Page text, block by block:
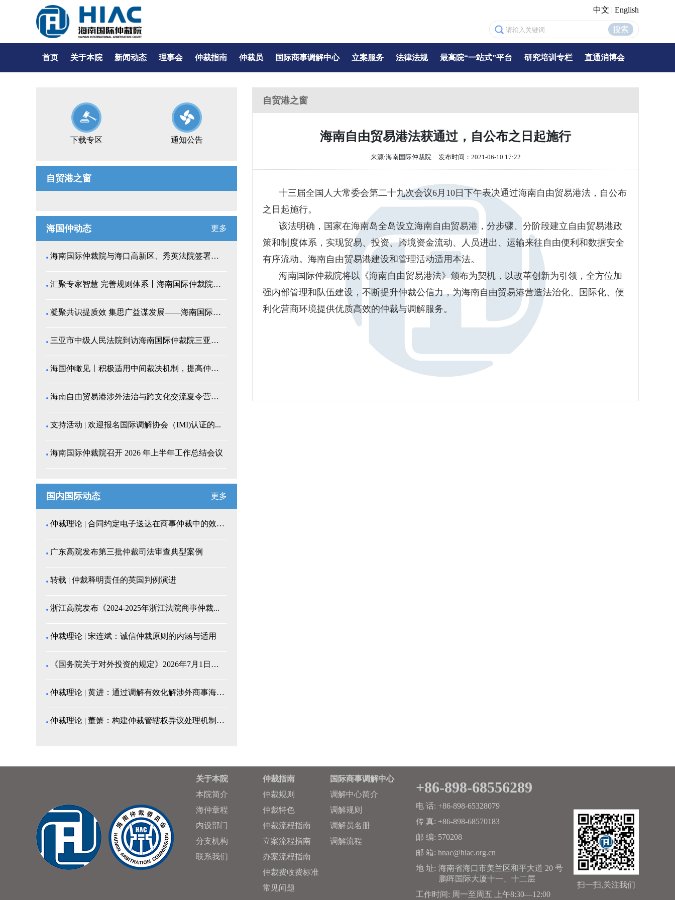
中文 | English
搜索
首页 关于本院 新闻动态 理事会 仲裁指南 仲裁员 国际商事调解中心 立案服务 法律法规 最高院“一站式”平台 研究培训专栏 直通消博会
下载专区 通知公告
自贸港之窗
海国仲动态 更多
海南国际仲裁院与海口高新区、秀英法院签署商事纠纷多...
汇聚专家智慧 完善规则体系丨海南国际仲裁院召开仲裁...
凝聚共识提质效 集思广益谋发展——海南国际仲裁院举...
三亚市中级人民法院到访海南国际仲裁院三亚分院座谈交...
海国仲瞰见丨积极适用中间裁决机制，提高仲裁公信力
海南自由贸易港涉外法治与跨文化交流夏令营师生来我院...
支持活动 | 欢迎报名国际调解协会（IMI)认证的...
海南国际仲裁院召开 2026 年上半年工作总结会议
国内国际动态 更多
仲裁理论 | 合同约定电子送达在商事仲裁中的效力认...
广东高院发布第三批仲裁司法审查典型案例
转载 | 仲裁释明责任的英国判例演进
浙江高院发布《2024-2025年浙江法院商事仲裁...
仲裁理论 | 宋连斌：诚信仲裁原则的内涵与适用
《国务院关于对外投资的规定》2026年7月1日起施...
仲裁理论 | 黄进：通过调解有效化解涉外商事海事纠...
仲裁理论 | 董箫：构建仲裁管辖权异议处理机制的中...
自贸港之窗
海南自由贸易港法获通过，自公布之日起施行
来源:海南国际仲裁院 发布时间：2021-06-10 17:22
十三届全国人大常委会第二十九次会议6月10日下午表决通过海南自由贸易港法，自公布
之日起施行。
该法明确，国家在海南岛全岛设立海南自由贸易港，分步骤、分阶段建立自由贸易港政
策和制度体系，实现贸易、投资、跨境资金流动、人员进出、运输来往自由便利和数据安全
有序流动。海南自由贸易港建设和管理活动适用本法。
海南国际仲裁院将以《海南自由贸易港法》颁布为契机，以改革创新为引领，全方位加
强内部管理和队伍建设，不断提升仲裁公信力，为海南自由贸易港营造法治化、国际化、便
利化营商环境提供优质高效的仲裁与调解服务。
关于本院
本院简介
海仲章程
内设部门
分支机构
联系我们
仲裁指南
仲裁规则
仲裁特色
仲裁流程指南
立案流程指南
办案流程指南
仲裁费收费标准
常见问题
国际商事调解中心
调解中心简介
调解规则
调解员名册
调解流程
+86-898-68556289
电 话: +86-898-65328079
传 真: +86-898-68570183
邮 编: 570208
邮 箱: hnac@hiac.org.cn
地 址: 海南省海口市美兰区和平大道 20 号
鹏晖国际大厦十一、十二层
工作时间: 周一至周五 上午8:30—12:00
扫一扫,关注我们